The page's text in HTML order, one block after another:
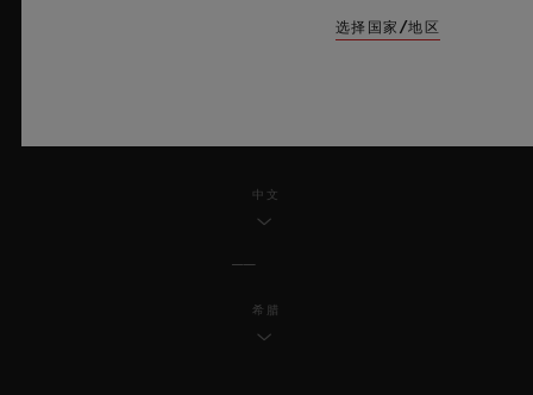
中文
希腊
选择国家/地区